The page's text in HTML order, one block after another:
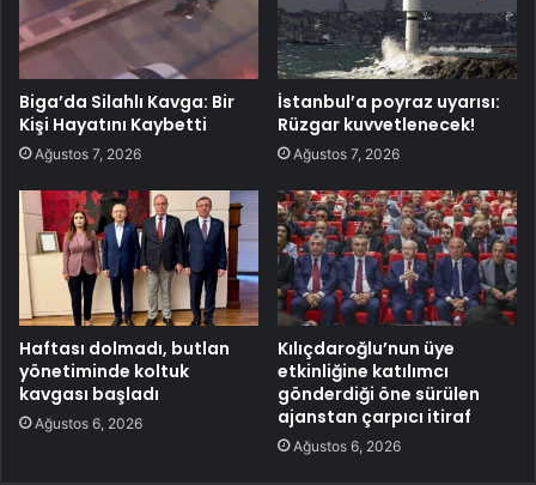
Biga’da Silahlı Kavga: Bir
Kişi Hayatını Kaybetti
Ağustos 7, 2026
İstanbul’a poyraz uyarısı:
Rüzgar kuvvetlenecek!
Ağustos 7, 2026
Haftası dolmadı, butlan
yönetiminde koltuk
kavgası başladı
Ağustos 6, 2026
Kılıçdaroğlu’nun üye
etkinliğine katılımcı
gönderdiği öne sürülen
ajanstan çarpıcı itiraf
Ağustos 6, 2026